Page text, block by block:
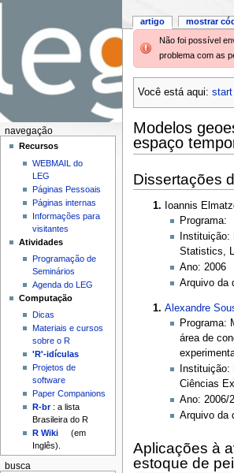
Não foi possível
problema com as
Você está aqui: start
Modelos
espaço
Dissertações
Ioannis
Programa:
Instituição:
Statistics,
Ano: 2006
Arquivo da
Alexandre
Programa:
área de
Instituição:
Ciências
Ano: 2006/
Arquivo da
Aplicações à
estoque de
artigo mostrar
navegação
Recursos
WEBMAIL do
LEG
Páginas Pessoais
Páginas internas
Informações para
visitantes
Atividades
Programação de
Seminários
Agenda do LEG
Computação
Dicas
Materiais e cursos
sobre o R
'R'-idículas
Projetos de
software
Paper Companions
R-br: a lista
Brasileira do R
R Wiki
(em
Inglês).
busca